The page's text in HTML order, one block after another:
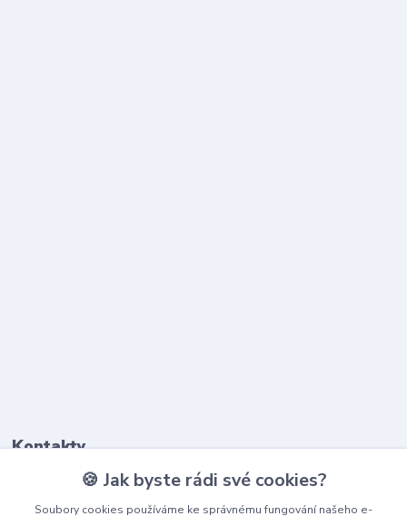
Kontakty
🍪 Jak byste rádi své cookies?
Soubory cookies používáme ke správnému fungování našeho e-